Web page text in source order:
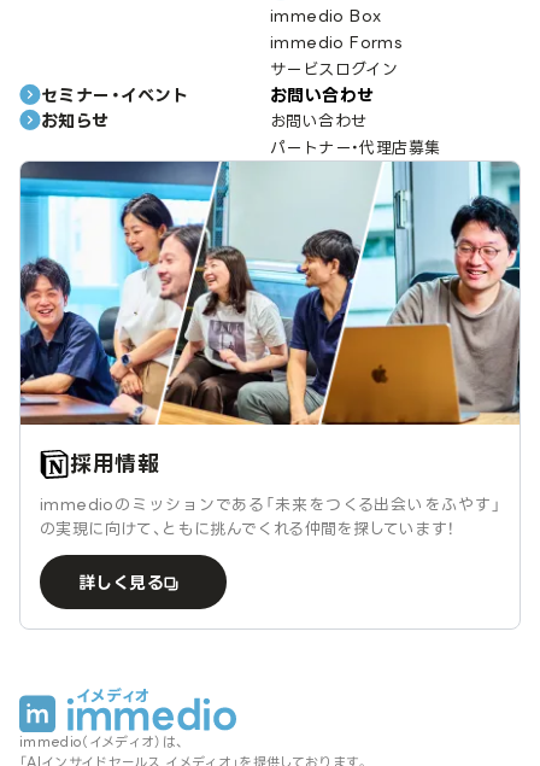
immedio Box
immedio Forms
サービスログイン
セミナー・イベント
お知らせ
お問い合わせ
お問い合わせ
パートナー・代理店募集
採用情報
immedioのミッションである「未来をつくる出会いをふやす」
の実現に向けて、ともに挑んでくれる仲間を探しています！
詳しく見る
immedio（イメディオ）は、
「AIインサイドセールス イメディオ」を提供しております。